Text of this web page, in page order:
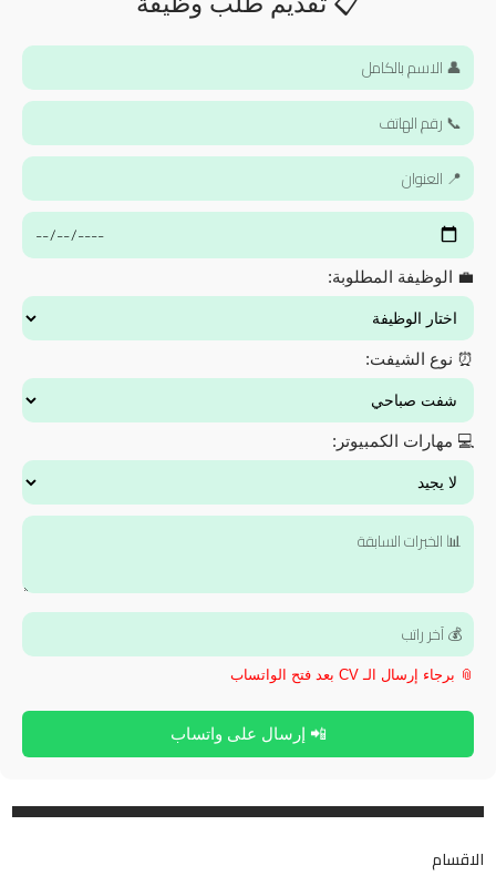
💼 الوظيفة المطلوبة:
⏰ نوع الشيفت:
💻 مهارات الكمبيوتر:
📎 برجاء إرسال الـ CV بعد فتح الواتساب
📲 إرسال على واتساب
الاقسام